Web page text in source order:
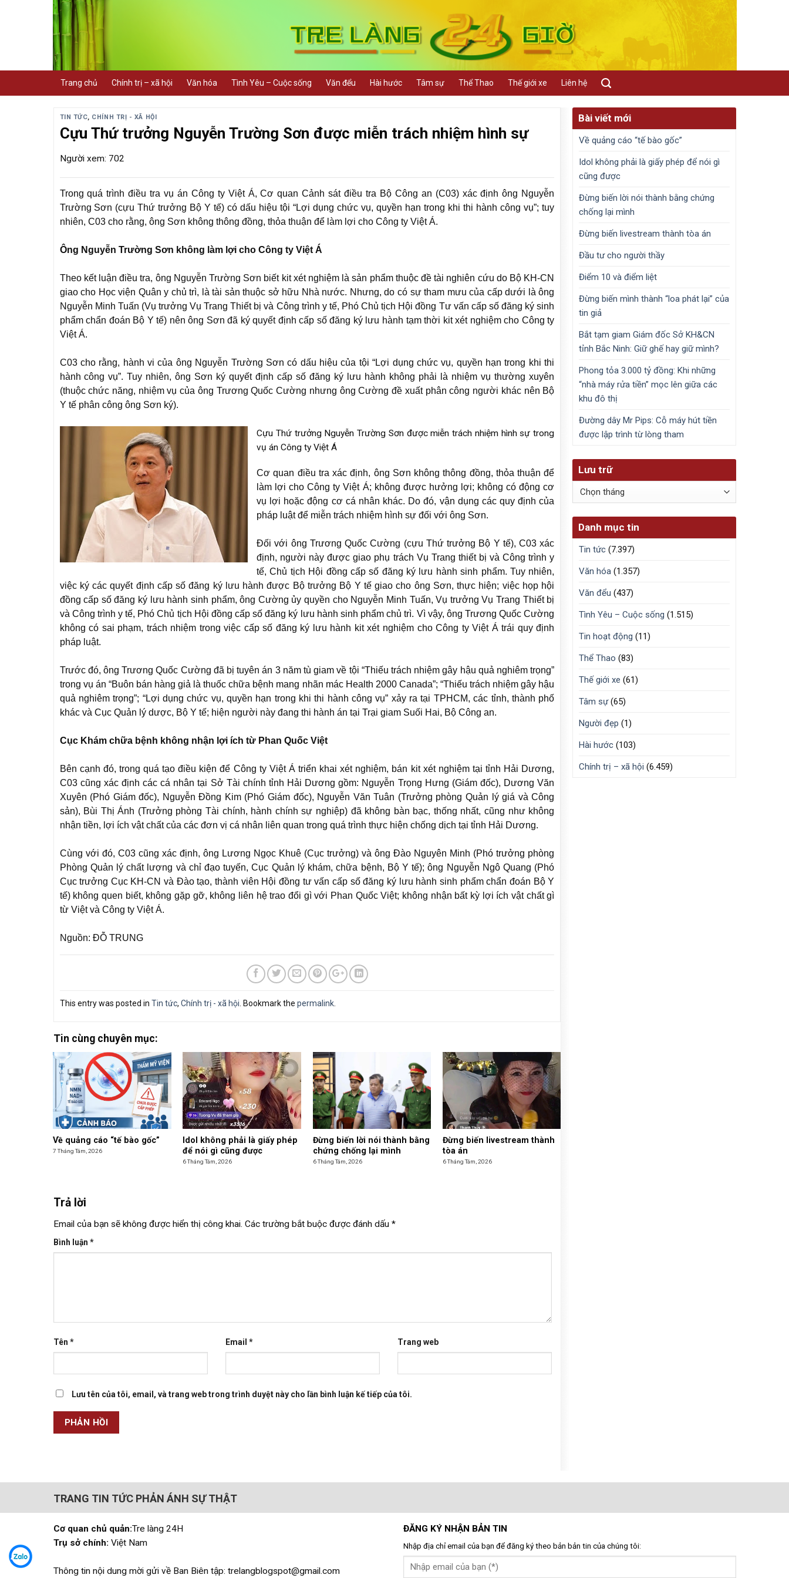
Trang chủ Chính trị – xã hội Văn hóa Tình Yêu – Cuộc sống Văn đểu Hài hước Tâm sự Thể Thao Thế giới xe Liên hệ
TIN TỨC, CHÍNH TRỊ - XÃ HỘI
Cựu Thứ trưởng Nguyễn Trường Sơn được miễn trách nhiệm hình sự
Người xem: 702
Trong quá trình điều tra vụ án Công ty Việt Á, Cơ quan Cảnh sát điều tra Bộ Công an (C03) xác định ông Nguyễn
Trường Sơn (cựu Thứ trưởng Bộ Y tế) có dấu hiệu tội “Lợi dụng chức vụ, quyền hạn trong khi thi hành công vụ”; tuy
nhiên, C03 cho rằng, ông Sơn không thông đồng, thỏa thuận để làm lợi cho Công ty Việt Á.
Ông Nguyễn Trường Sơn không làm lợi cho Công ty Việt Á
Theo kết luận điều tra, ông Nguyễn Trường Sơn biết kit xét nghiệm là sản phẩm thuộc đề tài nghiên cứu do Bộ KH-CN
giao cho Học viện Quân y chủ trì, là tài sản thuộc sở hữu Nhà nước. Nhưng, do có sự tham mưu của cấp dưới là ông
Nguyễn Minh Tuấn (Vụ trưởng Vụ Trang Thiết bị và Công trình y tế, Phó Chủ tịch Hội đồng Tư vấn cấp số đăng ký sinh
phẩm chẩn đoán Bộ Y tế) nên ông Sơn đã ký quyết định cấp số đăng ký lưu hành tạm thời kit xét nghiệm cho Công ty
Việt Á.
C03 cho rằng, hành vi của ông Nguyễn Trường Sơn có dấu hiệu của tội “Lợi dụng chức vụ, quyền hạn trong khi thi
hành công vụ”. Tuy nhiên, ông Sơn ký quyết định cấp số đăng ký lưu hành không phải là nhiệm vụ thường xuyên
(thuộc chức năng, nhiệm vụ của ông Trương Quốc Cường nhưng ông Cường đề xuất phân công người khác nên Bộ
Y tế phân công ông Sơn ký).
Cựu Thứ trưởng Nguyễn Trường Sơn được miễn trách nhiệm hình sự trong
vụ án Công ty Việt Á
Cơ quan điều tra xác định, ông Sơn không thông đồng, thỏa thuận để
làm lợi cho Công ty Việt Á; không được hưởng lợi; không có động cơ
vụ lợi hoặc động cơ cá nhân khác. Do đó, vận dụng các quy định của
pháp luật để miễn trách nhiệm hình sự đối với ông Sơn.
Đối với ông Trương Quốc Cường (cựu Thứ trưởng Bộ Y tế), C03 xác
định, người này được giao phụ trách Vụ Trang thiết bị và Công trình y
tế, Chủ tịch Hội đồng cấp số đăng ký lưu hành sinh phẩm. Tuy nhiên,
việc ký các quyết định cấp số đăng ký lưu hành được Bộ trưởng Bộ Y tế giao cho ông Sơn, thực hiện; việc họp hội
đồng cấp số đăng ký lưu hành sinh phẩm, ông Cường ủy quyền cho Nguyễn Minh Tuấn, Vụ trưởng Vụ Trang Thiết bị
và Công trình y tế, Phó Chủ tịch Hội đồng cấp số đăng ký lưu hành sinh phẩm chủ trì. Vì vậy, ông Trương Quốc Cường
không có sai phạm, trách nhiệm trong việc cấp số đăng ký lưu hành kit xét nghiệm cho Công ty Việt Á trái quy định
pháp luật.
Trước đó, ông Trương Quốc Cường đã bị tuyên án 3 năm tù giam về tội “Thiếu trách nhiệm gây hậu quả nghiêm trọng”
trong vụ án “Buôn bán hàng giả là thuốc chữa bệnh mang nhãn mác Health 2000 Canada”; “Thiếu trách nhiệm gây hậu
quả nghiêm trọng”; “Lợi dụng chức vụ, quyền hạn trong khi thi hành công vụ” xảy ra tại TPHCM, các tỉnh, thành phố
khác và Cục Quản lý dược, Bộ Y tế; hiện người này đang thi hành án tại Trại giam Suối Hai, Bộ Công an.
Cục Khám chữa bệnh không nhận lợi ích từ Phan Quốc Việt
Bên cạnh đó, trong quá tạo điều kiện để Công ty Việt Á triển khai xét nghiệm, bán kit xét nghiệm tại tỉnh Hải Dương,
C03 cũng xác định các cá nhân tại Sở Tài chính tỉnh Hải Dương gồm: Nguyễn Trọng Hưng (Giám đốc), Dương Văn
Xuyên (Phó Giám đốc), Nguyễn Đồng Kim (Phó Giám đốc), Nguyễn Văn Tuân (Trưởng phòng Quản lý giá và Công
sản), Bùi Thị Ánh (Trưởng phòng Tài chính, hành chính sự nghiệp) đã không bàn bạc, thống nhất, cũng như không
nhận tiền, lợi ích vật chất của các đơn vị cá nhân liên quan trong quá trình thực hiện chống dịch tại tỉnh Hải Dương.
Cùng với đó, C03 cũng xác định, ông Lương Ngọc Khuê (Cục trưởng) và ông Đào Nguyên Minh (Phó trưởng phòng
Phòng Quản lý chất lượng và chỉ đạo tuyến, Cục Quản lý khám, chữa bệnh, Bộ Y tế); ông Nguyễn Ngô Quang (Phó
Cục trưởng Cục KH-CN và Đào tạo, thành viên Hội đồng tư vấn cấp số đăng ký lưu hành sinh phẩm chẩn đoán Bộ Y
tế) không quen biết, không gặp gỡ, không liên hệ trao đổi gì với Phan Quốc Việt; không nhận bất kỳ lợi ích vật chất gì
từ Việt và Công ty Việt Á.
Nguồn: ĐỖ TRUNG
This entry was posted in Tin tức, Chính trị - xã hội. Bookmark the permalink.
Tin cùng chuyên mục:
Về quảng cáo “tế bào gốc”
7 Tháng Tám, 2026
Idol không phải là giấy phép
để nói gì cũng được
6 Tháng Tám, 2026
Đừng biến lời nói thành bằng
chứng chống lại mình
6 Tháng Tám, 2026
Đừng biến livestream thành
tòa án
6 Tháng Tám, 2026
Trả lời
Email của bạn sẽ không được hiển thị công khai. Các trường bắt buộc được đánh dấu *
Bình luận *
Tên * Email * Trang web
Lưu tên của tôi, email, và trang web trong trình duyệt này cho lần bình luận kế tiếp của tôi.
Bài viết mới
Về quảng cáo “tế bào gốc”
Idol không phải là giấy phép để nói gì
cũng được
Đừng biến lời nói thành bằng chứng
chống lại mình
Đừng biến livestream thành tòa án
Đầu tư cho người thầy
Điểm 10 và điểm liệt
Đừng biến mình thành “loa phát lại” của
tin giả
Bắt tạm giam Giám đốc Sở KH&CN
tỉnh Bắc Ninh: Giữ ghế hay giữ mình?
Phong tỏa 3.000 tỷ đồng: Khi những
“nhà máy rửa tiền” mọc lên giữa các
khu đô thị
Đường dây Mr Pips: Cỗ máy hút tiền
được lập trình từ lòng tham
Lưu trữ
Lưu
Danh mục tin
Tin tức (7.397)
Văn hóa (1.357)
Văn đểu (437)
Tình Yêu – Cuộc sống (1.515)
Tin hoạt động (11)
Thể Thao (83)
Thế giới xe (61)
Tâm sự(65)
Người đẹp (1)
Hài hước (103)
Chính trị – xã hội (6.459)
TRANG TIN TỨC PHẢN ÁNH SỰ THẬT
Cơ quan chủ quản:Tre làng 24H
Trụ sở chính: Việt Nam
Thông tin nội dung mời gửi về Ban Biên tập: trelangblogspot@gmail.com
ĐĂNG KÝ NHẬN BẢN TIN
Nhập địa chỉ email của bạn để đăng ký theo bản bản tin của chúng tôi: